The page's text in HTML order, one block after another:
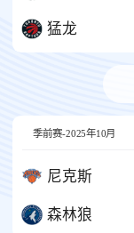
猛龙
季前赛-2025年10月
尼克斯
森林狼